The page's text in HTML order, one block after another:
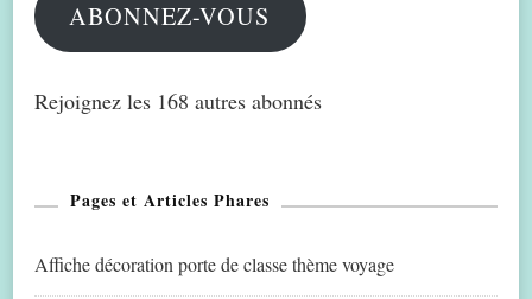
ABONNEZ-VOUS
Rejoignez les 168 autres abonnés
Pages et Articles Phares
Affiche décoration porte de classe thème voyage